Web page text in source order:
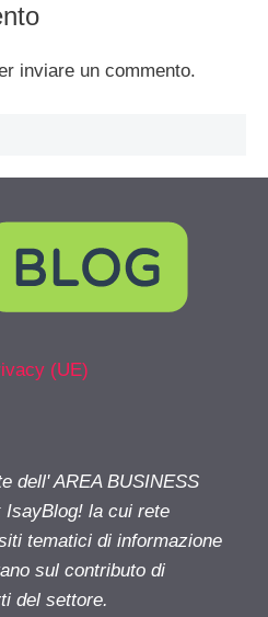
inviare un commento.
(UE)
dell' AREA BUSINESS
IsayBlog! la cui rete
tematici di informazione
sul contributo di
del settore.